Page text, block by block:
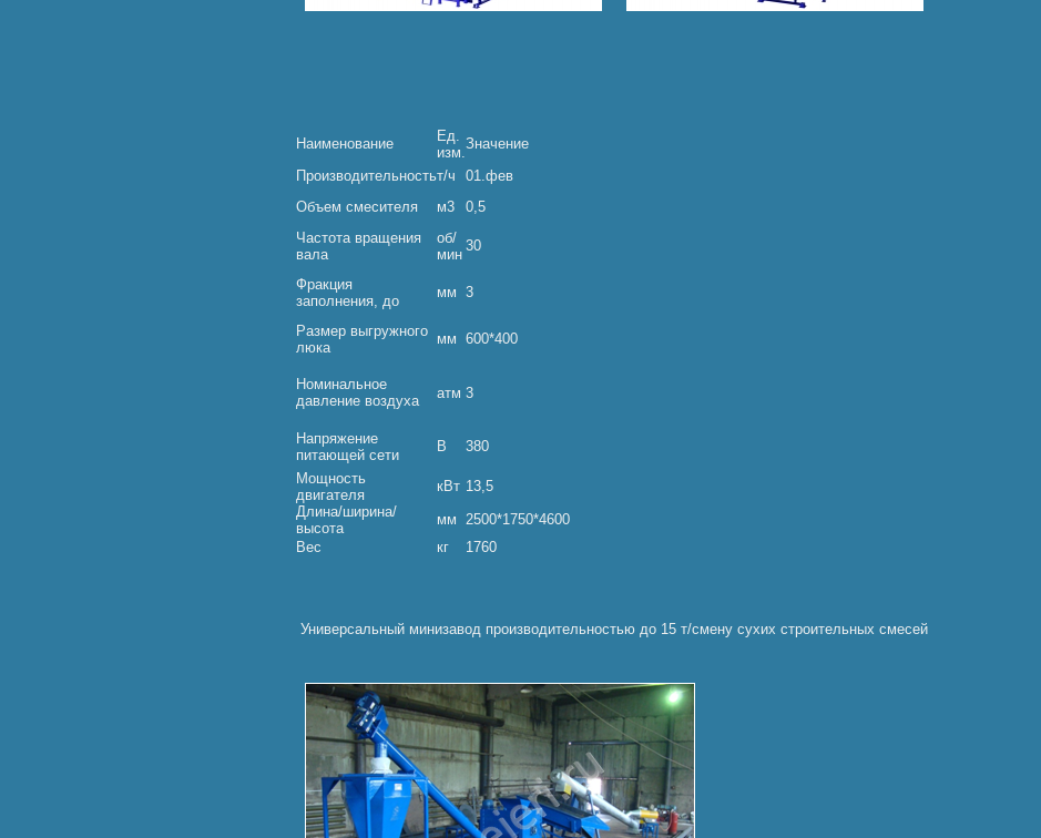
Наименование
Ед.
изм.
Значение
Производительностьт/ч
01.фев
Объем смесителя
м3
0,5
Частота вращения
вала
об/
мин
30
Фракция
заполнения, до
мм 3
Размер выгружного
люка
мм 600*400
Номинальное
давление воздуха
атм 3
Напряжение
питающей сети
В
380
Мощность
двигателя
кВт 13,5
Длина/ширина/
высота
мм 2500*1750*4600
Вес
кг 1760
Универсальный минизавод производительностью до 15 т/смену сухих строительных смесей